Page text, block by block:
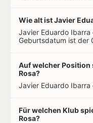
Wie alt ist Javier
Javier Eduardo Ibarra
Geburtsdatum ist der
Auf welcher Position
Rosa?
Javier Eduardo Ibarra
Für welchen Klub
Rosa?